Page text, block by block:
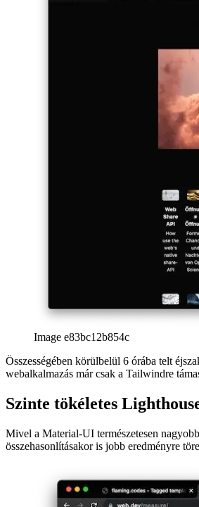
Image e83bc12b854c
Összességében körülbelül 6 órába telt
webalkalmazás már csak a Tailwindre
Szinte tökéletes
összehasonlításakor is jobb eredményre